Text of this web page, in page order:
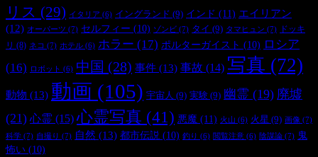
リス (29) イタリア (6) イングランド (9) インド (11) エイリアン
(12) オーパーツ (7) セルフィー (10) ゾンビ (7) タイ (9) タマヒュン (7)
ドッキ
リ (8) ネコ (7) ホテル (6) ホラー (17) ポルターガイスト (10) ロシア
(16)
ロボット (6) 中国 (28) 事件 (13) 事故 (14) 写真 (72)
動物 (13) 動画 (105) 宇宙人 (9) 実験 (9) 幽霊 (19) 廃墟
(21) 心霊 (15) 心霊写真 (41) 悪魔 (11) 火山 (6) 火星 (9) 画像 (7)
科学 (7) 自撮り (7) 自然 (13) 都市伝説 (10) 釣り (6) 閲覧注意 (6) 陰謀論 (7) 鬼
怖い (10)